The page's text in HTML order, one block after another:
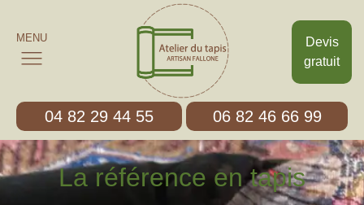
Devis
gratuit
MENU
04 82 29 44 55 06 82 46 66 99
La référence en tapis